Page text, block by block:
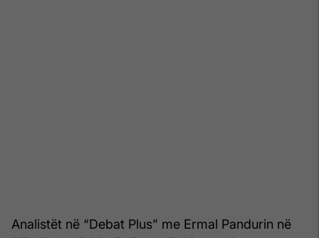
Analistët në “Debat Plus” me Ermal Pandurin në